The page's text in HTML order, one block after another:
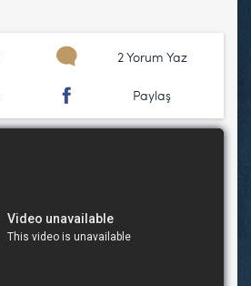
2 Yorum Yaz
Paylaş